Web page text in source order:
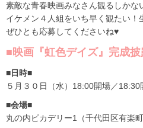
素敵な青春映画みなさん観るしかな
イケメン４人組をいち早く観たい
ぜひとも応募してくださいね♥
■映画『虹色デイズ』完成
■日時■
５月３０日（水）18:00開場／18:30
■会場■
丸の内ピカデリー1（千代田区有楽町